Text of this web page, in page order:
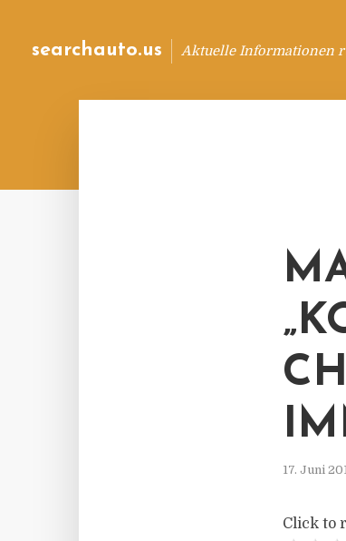
searchauto.us Aktuelle Informationen
17. Juni
Click to